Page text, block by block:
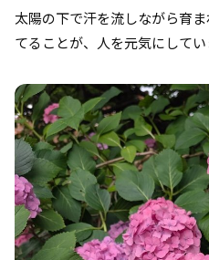
太陽の下で汗を流しながら育
てることが、人を元気にしてい